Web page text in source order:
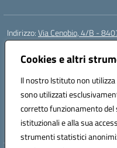
Cookies e altri
Il nostro Istituto non
sono utilizzati
corretto funzionamento del
istituzionali e alla sua
strumenti statistici
Indirizzo:Via Cenobio, 4/B -
Centralino:
Posta elettronica certificata
Codice fiscale: 84001740657
Codice meccanografico:
Codice Indice delle Pubbliche
Codice unico di fatturazione